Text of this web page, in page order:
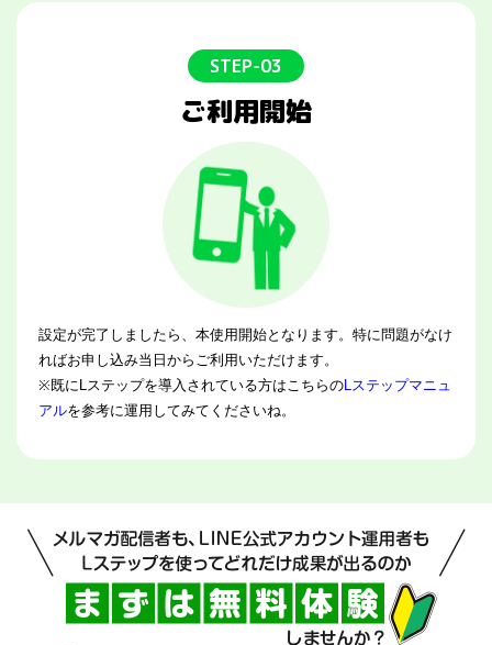
STEP-03
ご利用開始
設定が完了しましたら、本使用開始となります。特に問題がなけ
ればお申し込み当日からご利用いただけます。
※既にLステップを導入されている方はこちらのLステップマニュ
アルを参考に運用してみてくださいね。